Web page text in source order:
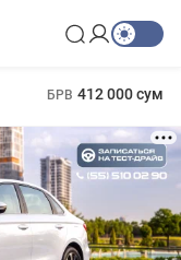
БРВ 412 000 сум